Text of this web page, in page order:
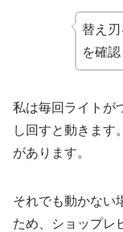
替え
を確
私は毎回ライトが
し回すと動きます
があります。
それでも動かない
ため、ショップレ